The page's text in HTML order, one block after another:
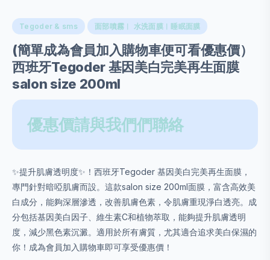
Tegoder & sms 面部噴霧︱ 水洗面膜︱睡眠面膜
(簡單成為會員加入購物車便可看優惠價）
西班牙Tegoder 基因美白完美再生面膜
salon size 200ml
優惠價請與我們們聯絡
✨提升肌膚透明度✨！西班牙Tegoder 基因美白完美再生面膜，
專門針對暗啞肌膚而設。這款salon size 200ml面膜，富含高效美
白成分，能夠深層滲透，改善肌膚色素，令肌膚重現淨白透亮。成
分包括基因美白因子、維生素C和植物萃取，能夠提升肌膚透明
度，減少黑色素沉澱。適用於所有膚質，尤其適合追求美白保濕的
你！成為會員加入購物車即可享受優惠價！